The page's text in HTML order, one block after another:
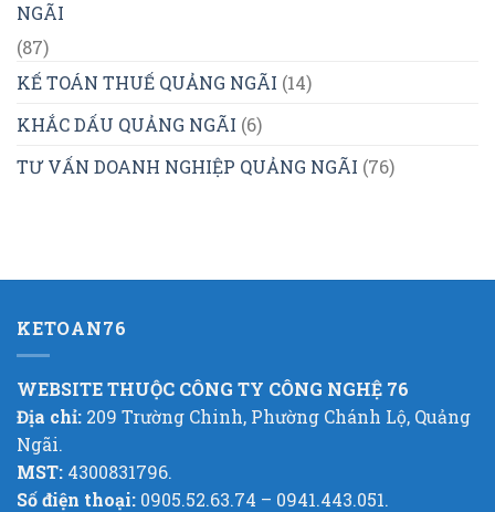
NGÃI
(87)
KẾ TOÁN THUẾ QUẢNG NGÃI (14)
KHẮC DẤU QUẢNG NGÃI (6)
TƯ VẤN DOANH NGHIỆP QUẢNG NGÃI (76)
KETOAN76
WEBSITE THUỘC CÔNG TY CÔNG NGHỆ 76
Địa chỉ: 209 Trường Chinh, Phường Chánh Lộ, Quảng
Ngãi.
MST: 4300831796.
Số điện thoại: 0905.52.63.74 – 0941.443.051.